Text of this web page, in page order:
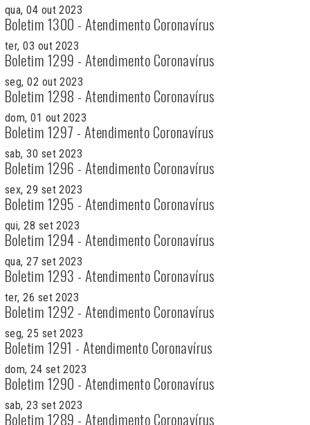
qua, 04 out 2023
Boletim 1300 - Atendimento Coronavírus
ter, 03 out 2023
Boletim 1299 - Atendimento Coronavírus
seg, 02 out 2023
Boletim 1298 - Atendimento Coronavírus
dom, 01 out 2023
Boletim 1297 - Atendimento Coronavírus
sab, 30 set 2023
Boletim 1296 - Atendimento Coronavírus
sex, 29 set 2023
Boletim 1295 - Atendimento Coronavírus
qui, 28 set 2023
Boletim 1294 - Atendimento Coronavírus
qua, 27 set 2023
Boletim 1293 - Atendimento Coronavírus
ter, 26 set 2023
Boletim 1292 - Atendimento Coronavírus
seg, 25 set 2023
Boletim 1291 - Atendimento Coronavírus
dom, 24 set 2023
Boletim 1290 - Atendimento Coronavírus
sab, 23 set 2023
Boletim 1289 - Atendimento Coronavírus